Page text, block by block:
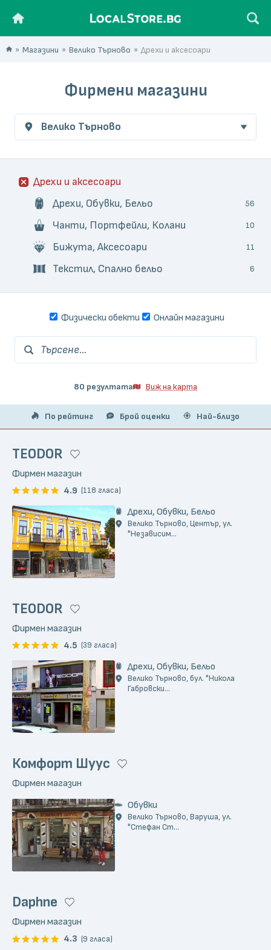
Магазини Велико Търново Дрехи и аксесоари
Фирмени магазини
Велико Търново
Дрехи и аксесоари
Дрехи, Обувки, Бельо
56
Чанти, Портфейли, Колани 10
Бижута, Аксесоари 11
Текстил, Спално бельо 6
Физически обекти Онлайн магазини
Търсене...
80 резултата Виж на карта
По рейтинг Брой оценки Най-близо
TEODOR
Фирмен магазин
4.9 (118 гласа)
Дрехи, Обувки, Бельо
Велико Търново, Център, ул.
"Независим...
TEODOR
Фирмен магазин
4.5 (39 гласа)
Дрехи, Обувки, Бельо
Велико Търново, бул. "Никола
Габровски...
Комфорт Шуус
Фирмен магазин
Обувки
Велико Търново, Варуша, ул.
"Стефан Ст...
Daphne
Фирмен магазин
4.3 (9 гласа)